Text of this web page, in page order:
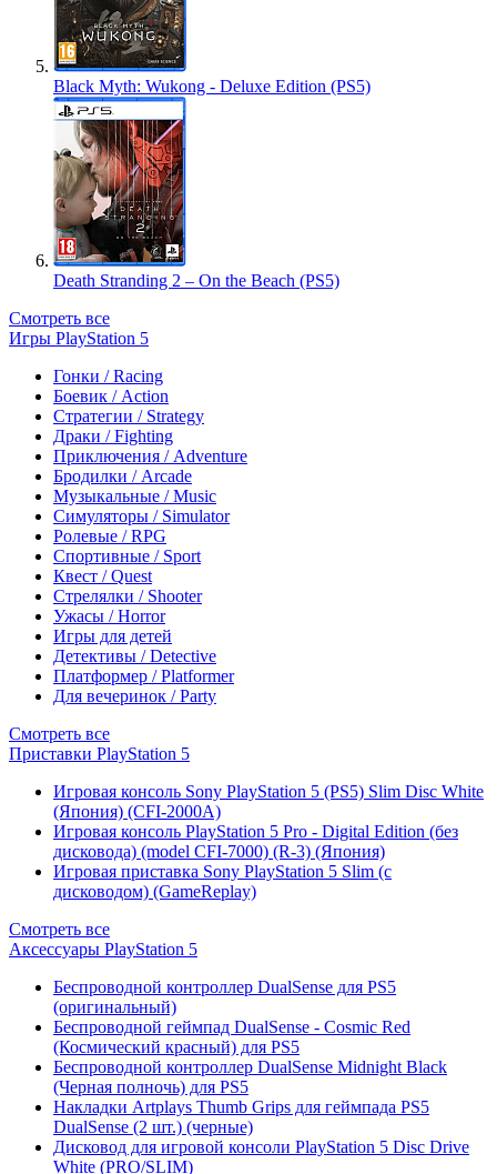
Black Myth: Wukong - Deluxe Edition (PS5)
Death Stranding 2 – On the Beach (PS5)
Смотреть все
Игры PlayStation 5
Гонки / Racing
Боевик / Action
Стратегии / Strategy
Драки / Fighting
Приключения / Adventure
Бродилки / Arcade
Музыкальные / Music
Симуляторы / Simulator
Ролевые / RPG
Спортивные / Sport
Квест / Quest
Стрелялки / Shooter
Ужасы / Horror
Игры для детей
Детективы / Detective
Платформер / Platformer
Для вечеринок / Party
Смотреть все
Приставки PlayStation 5
Игровая консоль Sony PlayStation 5 (PS5) Slim Disc White
(Япония) (CFI-2000A)
Игровая консоль PlayStation 5 Pro - Digital Edition (без
дисковода) (model CFI-7000) (R-3) (Япония)
Игровая приставка Sony PlayStation 5 Slim (с
дисководом) (GameReplay)
Смотреть все
Аксессуары PlayStation 5
Беспроводной контроллер DualSense для PS5
(оригинальный)
Беспроводной геймпад DualSense - Cosmic Red
(Космический красный) для PS5
Беспроводной контроллер DualSense Midnight Black
(Черная полночь) для PS5
Накладки Artplays Thumb Grips для геймпада PS5
DualSense (2 шт.) (черные)
Дисковод для игровой консоли PlayStation 5 Disc Drive
White (PRO/SLIM)